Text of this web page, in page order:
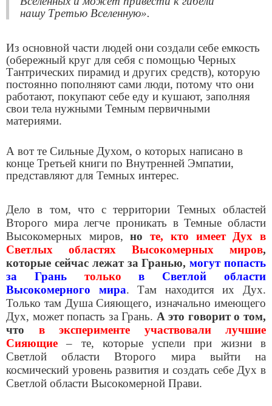
нашу Третью Вселенную».
Из основной части людей они создали себе емкость
(обережный круг для себя с помощью Черных
Тантрических пирамид и других средств), которую
постоянно пополняют сами люди, потому что они
работают, покупают себе еду и кушают, заполняя
свои тела нужными Темным первичными
материями.
А вот те Сильные Духом, о которых написано в
конце Третьей книги по Внутренней Эмпатии,
представляют для Темных интерес.
Дело в том, что с территории Темных областей
Второго мира легче проникать в Темные области
Высокомерных миров,ноте, кто имеет Дух в
Светлых областях Высокомерных миров,
которые сейчас лежат за Гранью,могут попасть
за Грань только в Светлой области
Высокомерного мира. Там находится их Дух.
Только там Душа Сияющего, изначально имеющего
Дух, может попасть за Грань. А это говорит о том,
что в эксперименте участвовали лучшие
Сияющие
– те, которые успели при жизни в
Светлой области Второго мира выйти на
космический уровень развития и создать себе Дух в
Светлой области Высокомерной Прави.